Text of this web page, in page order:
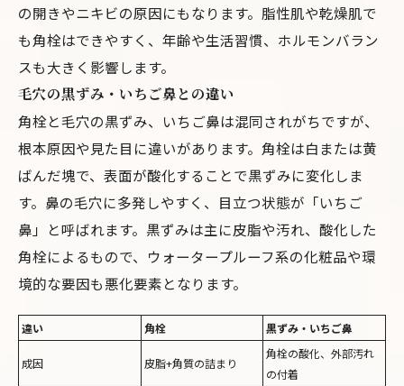
の開きやニキビの原因にもなります。脂性肌や乾燥肌で
も角栓はできやすく、年齢や生活習慣、ホルモンバラン
スも大きく影響します。
毛穴の黒ずみ・いちご鼻との違い
角栓と毛穴の黒ずみ、いちご鼻は混同されがちですが、
根本原因や見た目に違いがあります。角栓は白または黄
ばんだ塊で、表面が酸化することで黒ずみに変化しま
す。鼻の毛穴に多発しやすく、目立つ状態が「いちご
鼻」と呼ばれます。黒ずみは主に皮脂や汚れ、酸化した
角栓によるもので、ウォータープルーフ系の化粧品や環
境的な要因も悪化要素となります。
違い 角栓 黒ずみ・いちご鼻
成因 皮脂+角質の詰まり
角栓の酸化、外部汚れ
の付着